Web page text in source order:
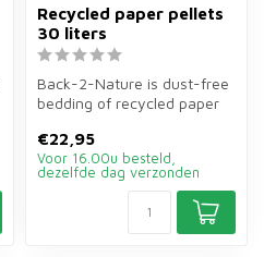
Recycled paper pellets
30 liters
Back-2-Nature is dust-free
bedding of recycled paper
€22,95
Voor 16.00u besteld,
dezelfde dag verzonden